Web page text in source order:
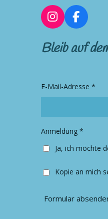
I
n
s
t
r
a
F
a
c
e
o
k
Bleib auf
E-Mail-Adresse *
Anmeldung *
Ja, ich möchte
Kopie an mich
Formular